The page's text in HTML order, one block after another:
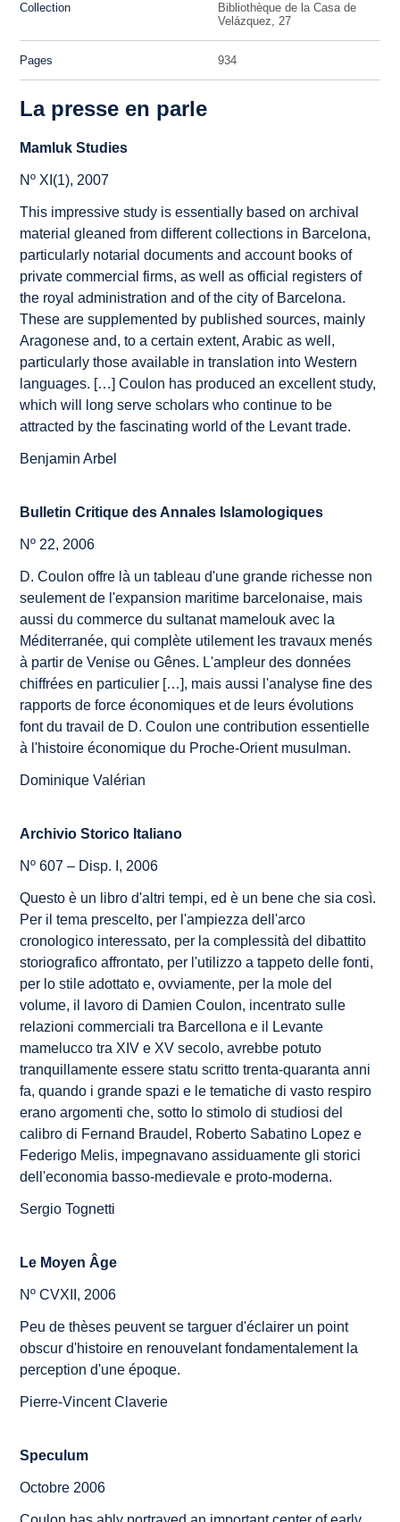
Collection
Bibliothèque de la Casa de
Velázquez, 27
Pages 934
La presse en parle
Mamluk Studies
Nº XI(1), 2007
This impressive study is essentially based on archival
material gleaned from different collections in Barcelona,
particularly notarial documents and account books of
private commercial firms, as well as official registers of
the royal administration and of the city of Barcelona.
These are supplemented by published sources, mainly
Aragonese and, to a certain extent, Arabic as well,
particularly those available in translation into Western
languages. […] Coulon has produced an excellent study,
which will long serve scholars who continue to be
attracted by the fascinating world of the Levant trade.
Benjamin Arbel
Bulletin Critique des Annales Islamologiques
Nº 22, 2006
D. Coulon offre là un tableau d'une grande richesse non
seulement de l'expansion maritime barcelonaise, mais
aussi du commerce du sultanat mamelouk avec la
Méditerranée, qui complète utilement les travaux menés
à partir de Venise ou Gênes. L'ampleur des données
chiffrées en particulier […], mais aussi l'analyse fine des
rapports de force économiques et de leurs évolutions
font du travail de D. Coulon une contribution essentielle
à l'histoire économique du Proche-Orient musulman.
Dominique Valérian
Archivio Storico Italiano
Nº 607 – Disp. I, 2006
Questo è un libro d'altri tempi, ed è un bene che sia così.
Per il tema prescelto, per l'ampiezza dell'arco
cronologico interessato, per la complessità del dibattito
storiografico affrontato, per l'utilizzo a tappeto delle fonti,
per lo stile adottato e, ovviamente, per la mole del
volume, il lavoro di Damien Coulon, incentrato sulle
relazioni commerciali tra Barcellona e il Levante
mamelucco tra XIV e XV secolo, avrebbe potuto
tranquillamente essere statu scritto trenta-quaranta anni
fa, quando i grande spazi e le tematiche di vasto respiro
erano argomenti che, sotto lo stimolo di studiosi del
calibro di Fernand Braudel, Roberto Sabatino Lopez e
Federigo Melis, impegnavano assiduamente gli storici
dell'economia basso-medievale e proto-moderna.
Sergio Tognetti
Le Moyen Âge
Nº CVXII, 2006
Peu de thèses peuvent se targuer d'éclairer un point
obscur d'histoire en renouvelant fondamentalement la
perception d'une époque.
Pierre-Vincent Claverie
Speculum
Octobre 2006